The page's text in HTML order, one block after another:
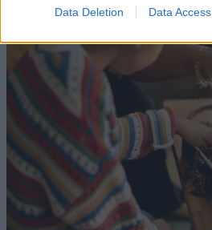
Data Deletion Data Access